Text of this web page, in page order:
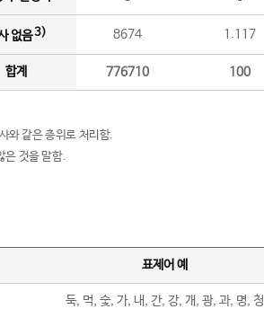
없음3) 8674 1.117
합계 776710 100
와 같은 층위로 처리함.
은 것을 말함.
표제어 예
둑, 먹, 숯, 가, 내, 간, 강, 개, 광, 과, 명, 청